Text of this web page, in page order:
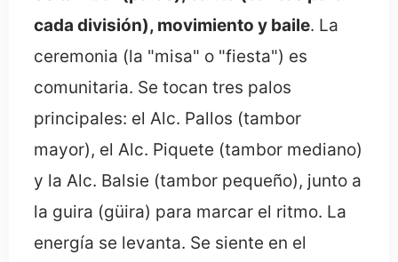
cada división), movimiento y baile. La
ceremonia (la "misa" o "fiesta") es
comunitaria. Se tocan tres palos
principales: el Alc. Pallos (tambor
mayor), el Alc. Piquete (tambor mediano)
y la Alc. Balsie (tambor pequeño), junto a
la guira (güira) para marcar el ritmo. La
energía se levanta. Se siente en el